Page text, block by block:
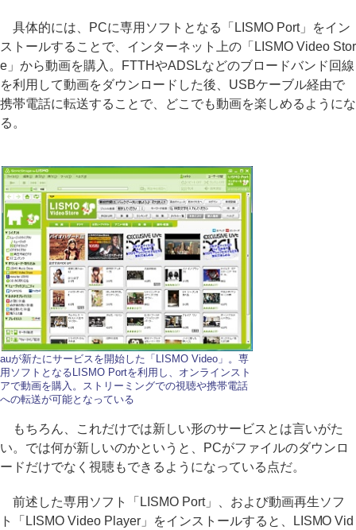
具体的には、PCに専用ソフトとなる「LISMO Port」をイン
ストールすることで、インターネット上の「LISMO Video Stor
e」から動画を購入。FTTHやADSLなどのブロードバンド回線
を利用して動画をダウンロードした後、USBケーブル経由で
携帯電話に転送することで、どこでも動画を楽しめるようにな
る。
auが新たにサービスを開始した「LISMO Video」。専
用ソフトとなるLISMO Portを利用し、オンラインスト
アで動画を購入。ストリーミングでの視聴や携帯電話
への転送が可能となっている
もちろん、これだけでは新しい形のサービスとは言いがた
い。では何が新しいのかというと、PCがファイルのダウンロ
ードだけでなく視聴もできるようになっている点だ。
前述した専用ソフト「LISMO Port」、および動画再生ソフ
ト「LISMO Video Player」をインストールすると、LISMO Vid